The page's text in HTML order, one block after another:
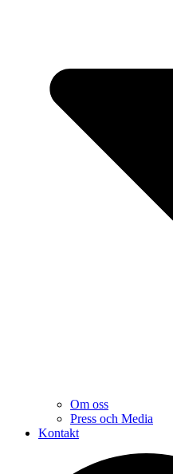
Om oss
Press och Media
Kontakt